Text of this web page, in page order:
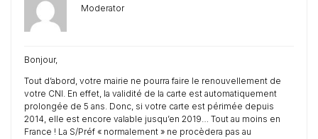
Moderator
Bonjour,
Tout d’abord, votre mairie ne pourra faire le renouvellement de
votre CNI. En effet, la validité de la carte est automatiquement
prolongée de 5 ans. Donc, si votre carte est périmée depuis
2014, elle est encore valable jusqu’en 2019… Tout au moins en
France ! La S/Préf « normalement » ne procèdera pas au